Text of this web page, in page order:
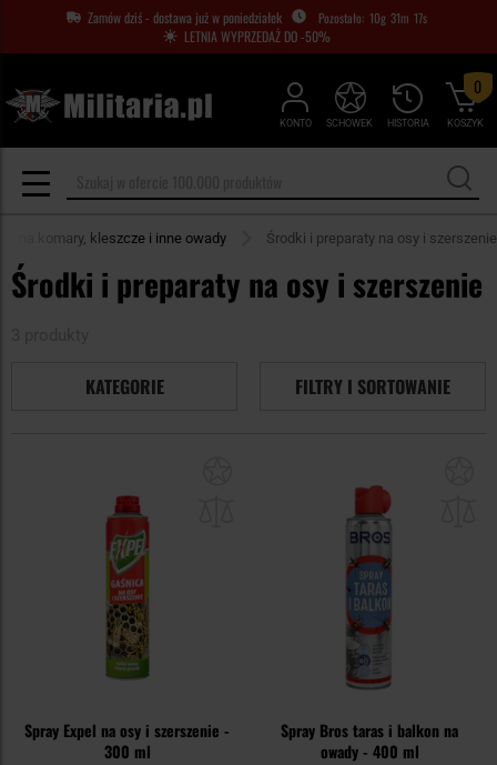
Zamów dziś - dostawa już w poniedziałek 10g 31m 17s
LETNIA WYPRZEDAŻ DO -50%
KONTO HISTORIA
SCHOWEK KOSZYK
0
na komary, kleszcze i inne owady Środki i preparaty na osy i szerszenie
Środki i preparaty na osy i szerszenie
KATEGORIE FILTRY I SORTOWANIE
Spray Expel na osy i szerszenie -
300 ml
Spray Bros taras i balkon na
owady - 400 ml